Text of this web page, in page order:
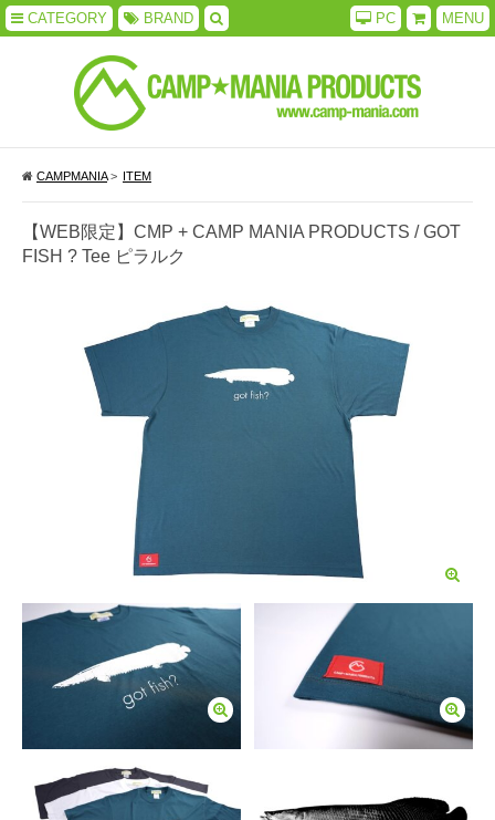
CATEGORY BRAND MENU
PC
CAMPMANIA> ITEM
【WEB限定】CMP + CAMP MANIA PRODUCTS / GOT
FISH ? Tee ピラルク